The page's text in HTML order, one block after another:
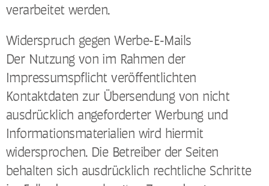
verarbeitet werden.
Widerspruch gegen Werbe-E-Mails
Der Nutzung von im Rahmen der
Impressumspflicht veröffentlichten
Kontaktdaten zur Übersendung von nicht
ausdrücklich angeforderter Werbung und
Informationsmaterialien wird hiermit
widersprochen. Die Betreiber der Seiten
behalten sich ausdrücklich rechtliche Schritte